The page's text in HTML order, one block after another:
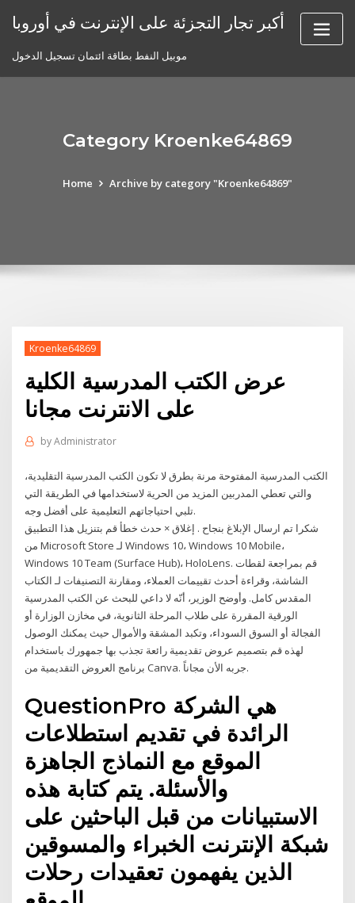
أكبر تجار التجزئة على الإنترنت في أوروبا
موبيل النفط بطاقة ائتمان تسجيل الدخول
Category Kroenke64869
Home Archive by category "Kroenke64869"
Kroenke64869
عرض الكتب المدرسية الكلية
على الانترنت مجانا
byAdministrator
الكتب المدرسية المفتوحة مرنة بطرق لا تكون الكتب المدرسية التقليدية،
والتي تعطي المدربين المزيد من الحرية لاستخدامها في الطريقة التي
تلبي احتياجاتهم التعليمية على أفضل وجه.
شكرا تم ارسال الإبلاغ بنجاح . إغلاق × حدث خطأ قم بتنزيل هذا التطبيق
من Microsoft Store لـ Windows 10، Windows 10 Mobile،
Windows 10 Team (Surface Hub)، HoloLens. قم بمراجعة لقطات
الشاشة، وقراءة أحدث تقييمات العملاء، ومقارنة التصنيفات لـ الكتاب
المقدس كامل. وأوضح الوزير، أنّه لا داعي للبحث عن الكتب المدرسية
الورقية المقررة على طلاب المرحلة الثانوية، في مخازن الوزارة أو
الفجالة أو السوق السوداء، وتكبد المشقة والأموال حيث يمكنك الوصول
لهذه قم بتصميم عروض تقديمية رائعة تجذب بها جمهورك باستخدام
برنامج العروض التقديمية من Canva. جربه الأن مجاناً.
QuestionPro هي الشركة
الرائدة في تقديم استطلاعات
الموقع مع النماذج الجاهزة
والأسئلة. يتم كتابة هذه
الاستبيانات من قبل الباحثين على
شبكة الإنترنت الخبراء والمسوقين
الذين يفهمون تعقيدات رحلات